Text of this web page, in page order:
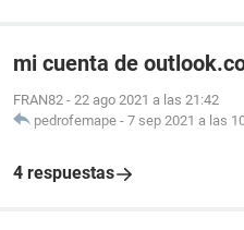
mi cuenta de
FRAN82 - 22 ago 2021 a las 21:42
pedrofemape - 7 sep 2021 a las
4 respuestas